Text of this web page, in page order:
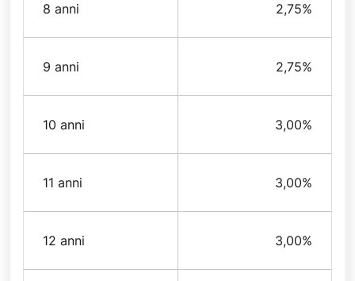
8 anni 2,75%
9 anni 2,75%
10 anni 3,00%
11 anni 3,00%
12 anni 3,00%